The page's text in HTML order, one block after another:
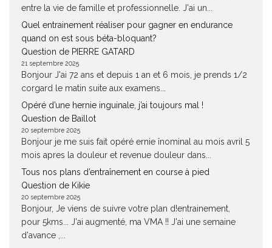
entre la vie de famille et professionnelle. J'ai un...
Quel entrainement réaliser pour gagner en endurance
quand on est sous béta-bloquant?
Question de PIERRE GATARD
21 septembre 2025
Bonjour J'ai 72 ans et depuis 1 an et 6 mois, je prends 1/2
corgard le matin suite aux examens...
Opéré d’une hernie inguinale, j’ai toujours mal !
Question de Baillot
20 septembre 2025
Bonjour je me suis fait opéré ernie înominal au mois avril 5
mois apres la douleur et revenue douleur dans...
Tous nos plans d’entraînement en course à pied
Question de Kikie
20 septembre 2025
Bonjour, Je viens de suivre votre plan d!entrainement,
pour 5kms... J'ai augmenté, ma VMA !! J'ai une semaine
d'avance ,...